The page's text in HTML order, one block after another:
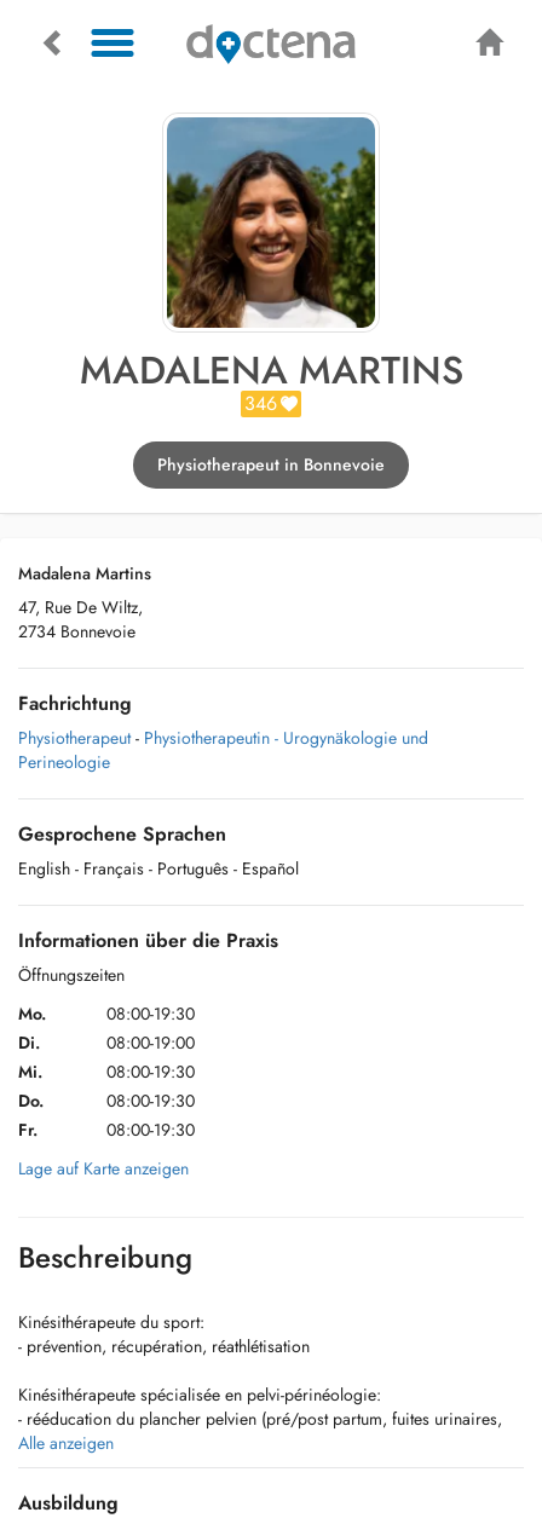
MADALENA MARTINS
346
Physiotherapeut in Bonnevoie
Madalena Martins
47, Rue De Wiltz,
2734 Bonnevoie
Fachrichtung
Physiotherapeut - Physiotherapeutin - Urogynäkologie und
Perineologie
Gesprochene Sprachen
English - Français - Português - Español
Informationen über die Praxis
Öffnungszeiten
Mo.
08:00-19:30
Di.
08:00-19:00
Mi.
08:00-19:30
Do.
08:00-19:30
Fr.
08:00-19:30
Lage auf Karte anzeigen
Beschreibung
Kinésithérapeute du sport:
- prévention, récupération, réathlétisation
Kinésithérapeute spécialisée en pelvi-périnéologie:
- rééducation du plancher pelvien (pré/post partum, fuites urinaires,
prolapsus).
- femmes enceintes (douleurs pelviennes/ lombaires).
- préparation physique à l'accouchement
Alle anzeigen
Ausbildung